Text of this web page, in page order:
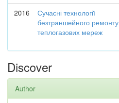
2016
Сучасні технології
безтраншейного ремонту
теплогазових мереж
Discover
Author